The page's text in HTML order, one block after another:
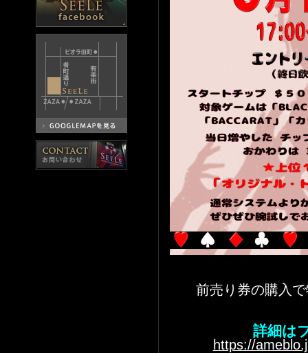
前売り券の購入
詳細は
https://